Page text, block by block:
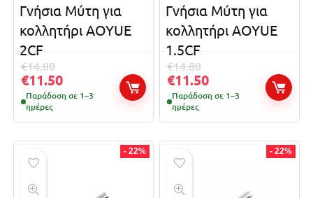
Γνήσια Μύτη για
κολλητήρι AOYUE
2CF
€14.80
€11.50
Παράδοση σε 1–3
ημέρες
Γνήσια Μύτη για
κολλητήρι AOYUE
1.5CF
€14.80
€11.50
Παράδοση σε 1–3
ημέρες
- 22% - 22%